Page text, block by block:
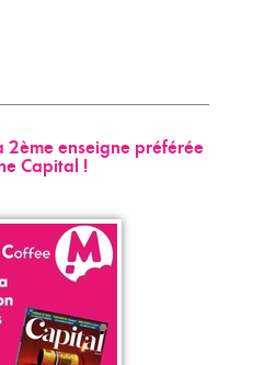
2ème enseigne préférée
Capital !